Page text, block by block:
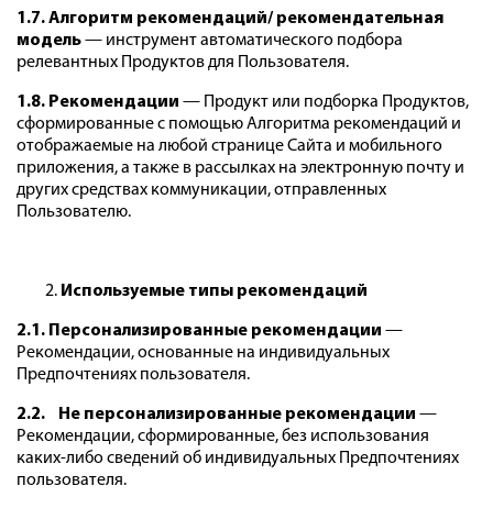
1.7. Алгоритм рекомендаций/ рекомендательная
модель— инструмент автоматического подбора
релевантных Продуктов для Пользователя.
1.8. Рекомендации — Продукт или подборка Продуктов,
сформированные с помощью Алгоритма рекомендаций и
отображаемые на любой странице Сайта и мобильного
приложения, а также в рассылках на электронную почту и
других средствах коммуникации, отправленных
Пользователю.
Используемые типы рекомендаций
2.1. Персонализированные рекомендации —
Рекомендации, основанные на индивидуальных
Предпочтениях пользователя.
2.2. Не персонализированные рекомендации —
Рекомендации, сформированные, без использования
каких-либо сведений об индивидуальных Предпочтениях
пользователя.